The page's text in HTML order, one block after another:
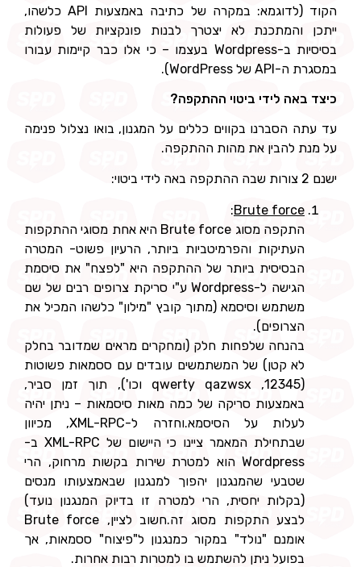
הקוד (לדוגמא: במקרה של כתיבה באמצעות API כלשהו,
ייתכן והמתכנת לא יצטרך לבנות פונקציות של פעולות
בסיסיות ב-Wordpress בעצמו – כי אלו כבר קיימות עבורו
במסגרת ה-API של WordPress).
כיצד באה לידי ביטוי ההתקפה?
עד עתה הסברנו בקווים כללים על המגנון, בואו נצלול פנימה
על מנת להבין את מהות ההתקפה.
ישנם 2 צורות שבה ההתקפה באה לידי ביטוי:
Brute force
:
התקפה מסוג Brute force היא אחת מסוגי ההתקפות
העתיקות והפרמיטביות ביותר, הרעיון פשוט- המטרה
הבסיסית ביותר של ההתקפה היא "לפצח" את סיסמת
הגישה ל-Wordpress ע"י סריקת צרופים רבים של שם
משתמש וסיסמא (מתוך קובץ "מילון" כלשהו המכיל את
הצרופים).
בהנחה שלפחות חלק (ומחקרים מראים שמדובר בחלק
לא קטן) של המשתמשים עובדים עם ססמאות פשוטות
(12345, qwerty qazwsx וכו'), תוך זמן סביר,
באמצעות סריקה של כמה מאות סיסמאות – ניתן יהיה
לעלות על הסיסמא.וחזרה ל-XML-RPC, מכיוון
שבתחילת המאמר ציינו כי היישום של XML-RPC ב-
Wordpress הוא למטרת שירות בקשות מרחוק, הרי
שטבעי שהמנגנון יהפוך למנגנון שבאמצעותו מנסים
(בקלות יחסית, הרי למטרה זו בדיוק המנגנון נועד)
לבצע התקפות מסוג זה.חשוב לציין, Brute force
אומנם "נולד" במקור כמנגנון ל"פיצוח" ססמאות, אך
בפועל ניתן להשתמש בו למטרות רבות אחרות.